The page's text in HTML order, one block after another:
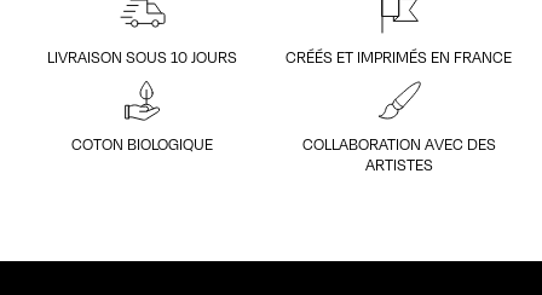
LIVRAISON SOUS 10 JOURS CRÉÉS ET IMPRIMÉS EN FRANCE
COTON BIOLOGIQUE
COLLABORATION AVEC DES
ARTISTES